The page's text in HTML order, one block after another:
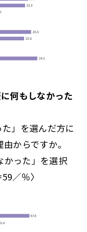
何もしなかった
」を選んだ方に
からですか。
った」を選択
／％〉